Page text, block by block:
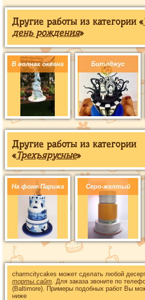
Другие работы из категории «
день рождения»
В волнах океана Битлджус
Другие работы из категории
«Трехъярусные»
На фоне Парижа Серо-желтый
charmcitycakes может сделать любой
торты.сайт . Для заказа звоните по
(Baltimore). Примеры подобных работ Вы
ниже